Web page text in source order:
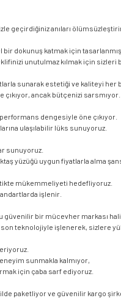
geçirdiğiniz anıları
bir dokunuş katmak için
unutulmaz kılmak için sizleri
sunarak estetiği ve kaliteyi her
ancak bütçenizi sarsmıyor.
dengesiyle öne çıkıyor.
ulaşılabilir lüks sunuyoruz.
sunuyoruz.
yüzüğü uygun fiyatlarla alma
mükemmeliyeti hedefliyoruz.
işlenir.
güvenilir bir mücevher markası
teknolojiyle işlenerek, sizlere
sunmakla kalmıyor,
için çaba sarf ediyoruz.
paketliyor ve güvenilir kargo